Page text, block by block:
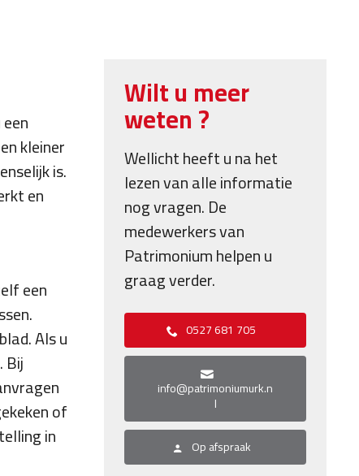
kleiner
is.
en
een
Als u
Bij
of
in
Wilt u meer
weten ?
Wellicht heeft u na het
lezen van alle informatie
nog vragen. De
medewerkers van
Patrimonium helpen u
graag verder.
0527 681 705
info@patrimoniumurk.n
l
Op afspraak